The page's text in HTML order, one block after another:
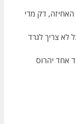
דק מדי
לא צריך לגרד
אחד יהרוס